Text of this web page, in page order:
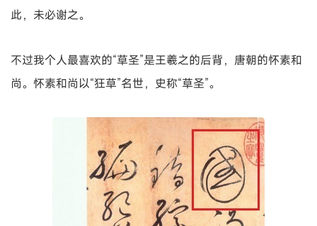
此，未必谢之。
不过我个人最喜欢的“草圣”是王羲之的后背，唐朝的怀素和
尚。怀素和尚以“狂草”名世，史称“草圣”。